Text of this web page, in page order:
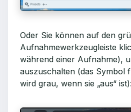
Oder Sie können auf den
Aufnahmewerkzeugleiste
während einer Aufnahme),
auszuschalten (das Symbol
wird grau, wenn sie „aus“ ist):